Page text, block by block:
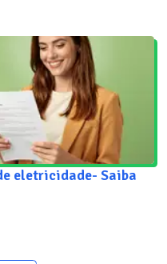
eletricidade- Saiba